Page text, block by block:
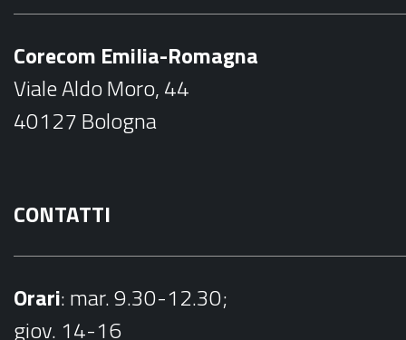
e
k
t
a
Corecom Emilia-Romagna
Viale Aldo Moro, 44
40127 Bologna
CONTATTI
Orari: mar. 9.30-12.30;
giov. 14-16